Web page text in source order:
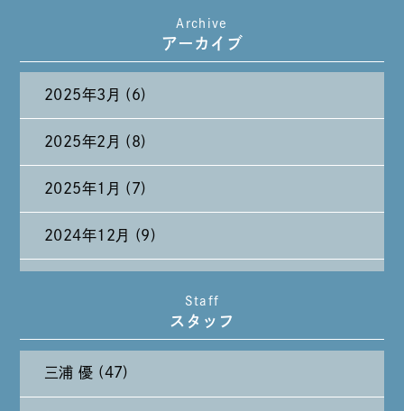
たまには純喫茶なんて～～～
Archive
アーカイブ
2025年3月 (6)
2025年2月 (8)
2025年1月 (7)
2024年12月 (9)
2024年9月 (11)
Staff
スタッフ
三浦 優 (47)